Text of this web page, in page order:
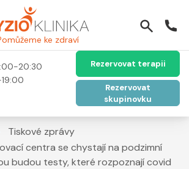
ke zdraví
20:30
Rezervovat terapii
Rezervovat
skupinovku
Tiskové zprávy
centra se chystají na podzimní
budou testy, které rozpoznají covid